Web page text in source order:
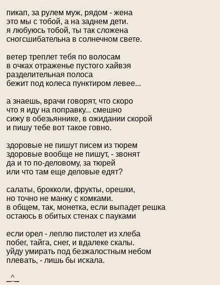
пикап, за рулем муж, рядом - жена
это мы с тобой, а на заднем дети.
я любуюсь тобой, ты так сложена
сногсшибательна в солнечном свете.
ветер треплет тебя по волосам
в очках отраженье пустого хайвэя
разделительная полоса
бежит под колеса пунктиром левее...
а знаешь, врачи говорят, что скоро
что я иду на поправку... смешно
сижу в обезьяннике, в ожидании скорой
и пишу тебе вот такое говно.
здоровые не пишут писем из тюрем
здоровые вообще не пишут, - звонят
да и то по-деловому, за тюрей
или что там еще деловые едят?
салаты, брокколи, фрукты, орешки,
но точно не манку с комками.
в общем, так, монетка, если выпадет решка
остаюсь в обитых стенах с пауками
если орел - леплю пистолет из хлеба
побег, тайга, снег, и вдалеке скалы.
уйду умирать под безжалостным небом
плевать, - лишь бы искала.
_^_